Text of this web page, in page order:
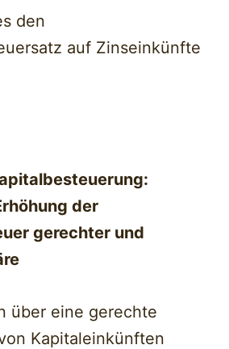
den
auf Zinseinkünfte
der
gerechter und
über eine gerechte
Kapitaleinkünften